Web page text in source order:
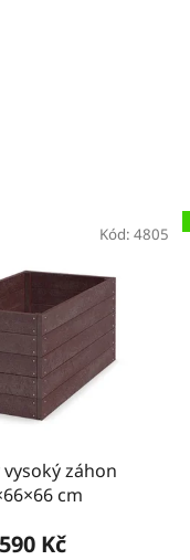
záhon
cm
Kč
Kód: 4805